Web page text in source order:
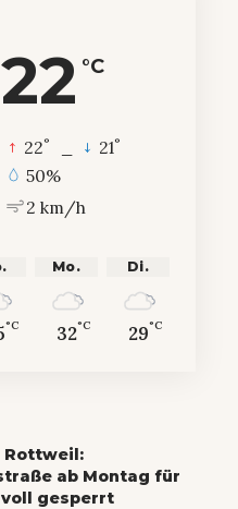
22 °C
22° 21°
50%
2 km/h
°C
Mo.
32°C
Di.
29°C
Rottweil:
ab Montag für
gesperrt